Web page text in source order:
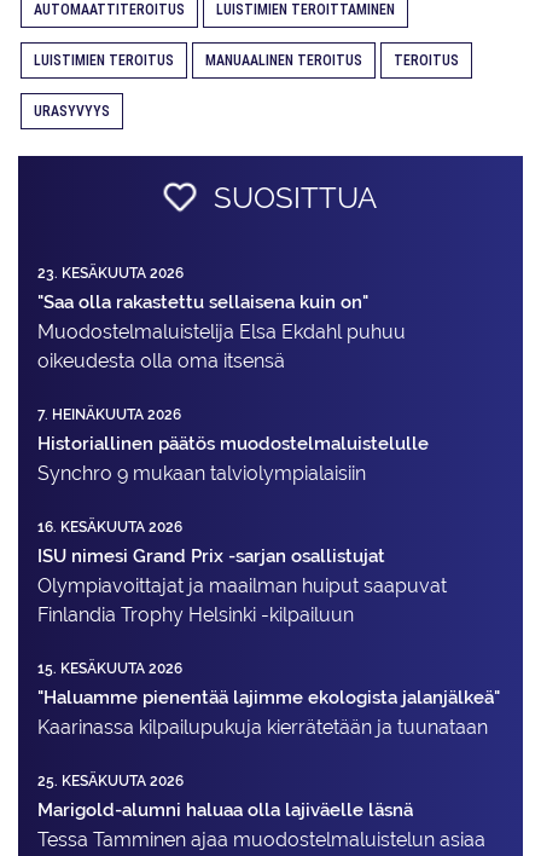
AUTOMAATTITEROITUS LUISTIMIEN TEROITTAMINEN
LUISTIMIEN TEROITUS MANUAALINEN TEROITUS TEROITUS
URASYVYYS
SUOSITTUA
23. KESÄKUUTA 2026
"Saa olla rakastettu sellaisena kuin on"
Muodostelma­luistelija Elsa Ekdahl puhuu
oikeudesta olla oma itsensä
7. HEINÄKUUTA 2026
Historiallinen päätös muodostelmaluistelulle
Synchro 9 mukaan talviolympialaisiin
16. KESÄKUUTA 2026
ISU nimesi Grand Prix -sarjan osallistujat
Olympiavoittajat ja maailman huiput saapuvat
Finlandia Trophy Helsinki -kilpailuun
15. KESÄKUUTA 2026
"Haluamme pienentää lajimme ekologista jalanjälkeä"
Kaarinassa kilpailupukuja kierrätetään ja tuunataan
25. KESÄKUUTA 2026
Marigold-alumni haluaa olla lajiväelle läsnä
Tessa Tamminen ajaa muodostelma­luistelun asiaa